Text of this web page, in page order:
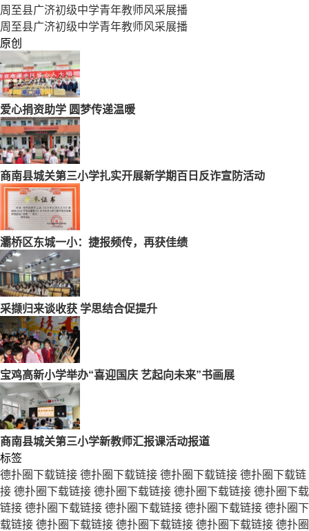
周至县广济初级中学青年教师风采展播
周至县广济初级中学青年教师风采展播
原创
爱心捐资助学 圆梦传递温暖
商南县城关第三小学扎实开展新学期百日反诈宣防活动
灞桥区东城一小：捷报频传，再获佳绩
采撷归来谈收获 学思结合促提升
宝鸡高新小学举办“喜迎国庆 艺起向未来”书画展
商南县城关第三小学新教师汇报课活动报道
标签
德扑圈下载链接 德扑圈下载链接 德扑圈下载链接 德扑圈下载链
接 德扑圈下载链接 德扑圈下载链接 德扑圈下载链接 德扑圈下载
链接 德扑圈下载链接 德扑圈下载链接 德扑圈下载链接 德扑圈下
载链接 德扑圈下载链接 德扑圈下载链接 德扑圈下载链接 德扑圈